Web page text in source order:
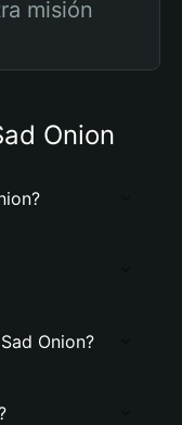
misión
Onion
Onion?